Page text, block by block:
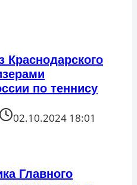
Краснодарского
по теннису
02.10.2024 18:01
Главного